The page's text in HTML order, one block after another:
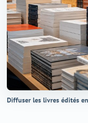
Diffuser les livres édités